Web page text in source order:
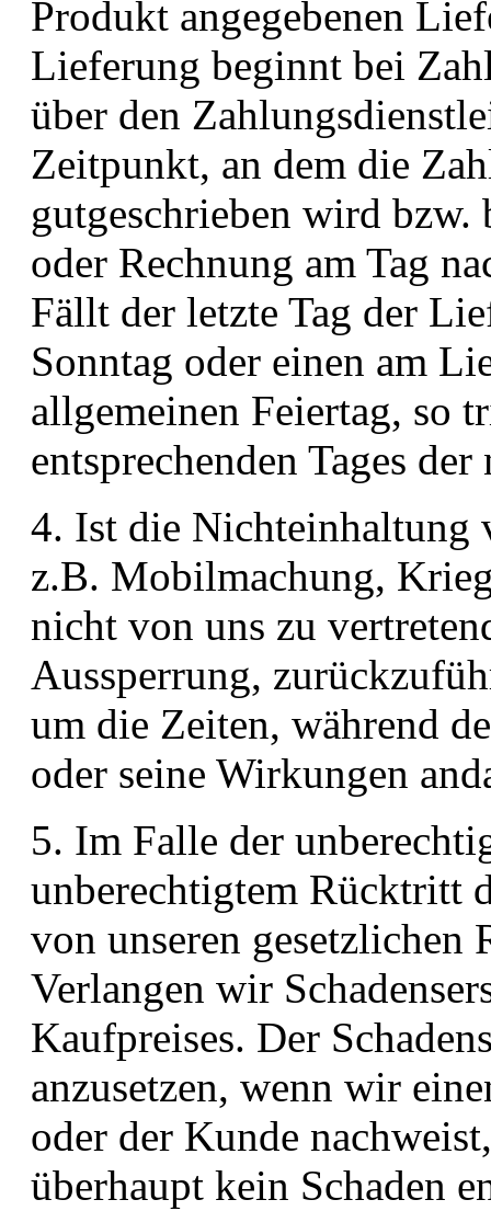
Produkt angegebenen
Lieferung beginnt bei
über den
Zeitpunkt, an dem die
gutgeschrieben wird bzw.
oder Rechnung am Tag
Fällt der letzte Tag der
Sonntag oder einen am
allgemeinen Feiertag, so
entsprechenden Tages
4. Ist die Nichteinhaltung
z.B. Mobilmachung,
nicht von uns zu
Aussperrung,
um die Zeiten, während
oder seine Wirkungen
5. Im Falle der
unberechtigtem Rücktritt
von unseren gesetzlichen
Verlangen wir
Kaufpreises. Der
anzusetzen, wenn wir
oder der Kunde
überhaupt kein Schaden